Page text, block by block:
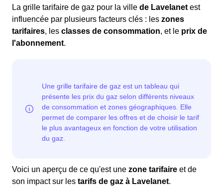
La grille tarifaire de gaz pour la ville de Lavelanet est
influencée par plusieurs facteurs clés : les zones
tarifaires, les classes de consommation, et le prix de
l'abonnement.
Voici un aperçu de ce qu'est une zone tarifaire et de
son impact sur les tarifs de gaz à Lavelanet.